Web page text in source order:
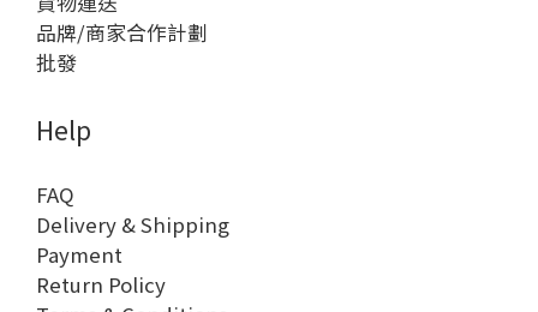
品牌/商家合作計劃
批發
Help
FAQ
Delivery & Shipping
Payment
Return Policy